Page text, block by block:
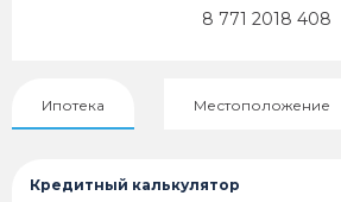
8 771 2018 408
Ипотека Местоположение
Кредитный калькулятор